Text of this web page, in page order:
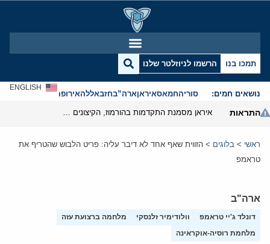
תמכו בנו הרשמו לניוזלטר שלנו
נושאים חמים: סוריהחמאסאיראןארה”בחזבאללהאירופהאנטישמיות
ENGLISH
התראות
ראשי > בלוגים > הזווית שאף אחד לא דיבר עליה: פריט הלבוש שהטריף את
טראמפ
ארה"ב
דונלד ג'יי טראמפ וולודימיר זלנסקי
מלחמה ברצועת עזה
מלחמת רוסיה-אוקראינה